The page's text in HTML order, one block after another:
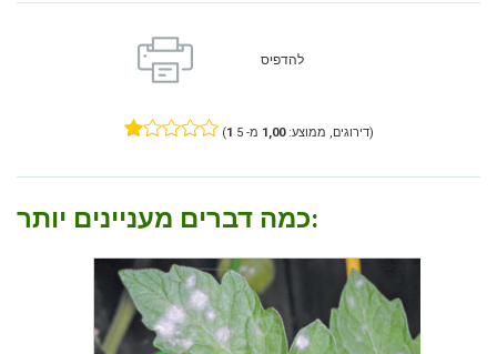
להדפיס
(1 דירוגים, ממוצע:1,00 מ- 5)
כמה דברים מעניינים יותר: